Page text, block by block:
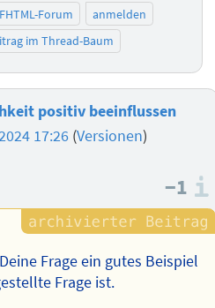
Forum
anmelden
im Thread-Baum
positiv beeinflussen
17:26 (Versionen)
−1
Frage ein gutes Beispiel
Frage ist.